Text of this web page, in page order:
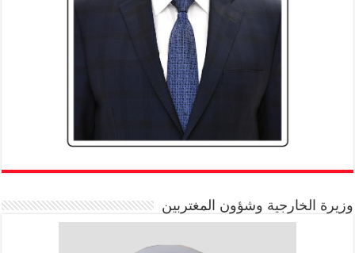
وزيرة الخارجية وشؤون المغتربين